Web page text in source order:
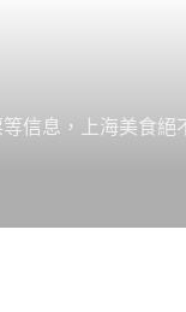
信息，上海美食